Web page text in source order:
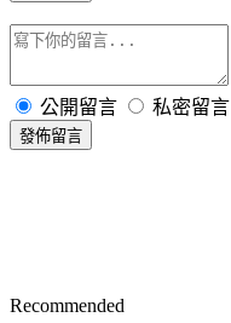
公開留言 私密留言
發佈留言
Recommended